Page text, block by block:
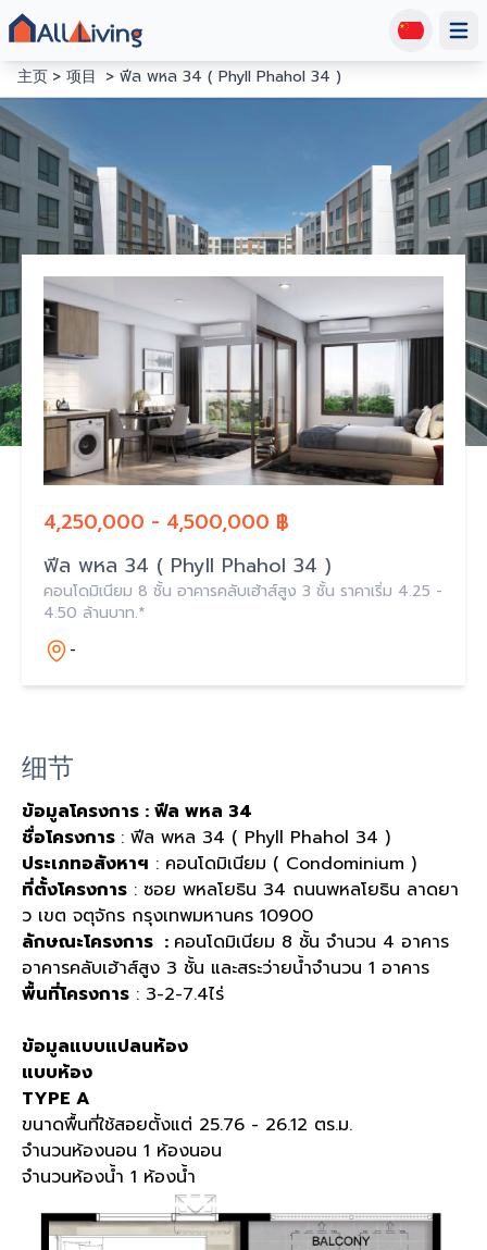
主页
项目 ฟีล พหล 34 ( Phyll Phahol 34 )
4,250,000 - 4,500,000 ฿
ฟีล พหล 34 ( Phyll Phahol 34 )
คอนโดมิเนียม 8 ชั้น อาคารคลับเฮ้าส์สูง 3 ชั้น ราคาเริ่ม 4.25 -
4.50 ล้านบาท.*
-
细节
ข้อมูลโครงการ : ฟีล พหล 34
ชื่อโครงการ : ฟีล พหล 34 ( Phyll Phahol 34 )
ประเภทอสังหาฯ : คอนโดมิเนียม ( Condominium )
ที่ตั้งโครงการ : ซอย พหลโยธิน 34 ถนนพหลโยธิน ลาดยา
ว เขต จตุจักร กรุงเทพมหานคร 10900
ลักษณะโครงการ : คอนโดมิเนียม 8 ชั้น จำนวน 4 อาคาร
อาคารคลับเฮ้าส์สูง 3 ชั้น และสระว่ายน้ำจำนวน 1 อาคาร
พื้นที่โครงการ : 3-2-7.4ไร่
ข้อมูลแบบแปลนห้อง
แบบห้อง
TYPE A
ขนาดพื้นที่ใช้สอยตั้งแต่ 25.76 - 26.12 ตร.ม.
จำนวนห้องนอน 1 ห้องนอน
จำนวนห้องน้ำ 1 ห้องน้ำ